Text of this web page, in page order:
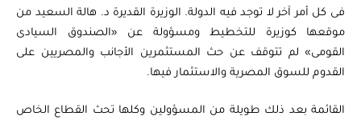
فى كل أمر آخر لا توجد فيه الدولة. الوزيرة القديرة د. هالة السعيد من
موقعها كوزيرة للتخطيط ومسؤولة عن «الصندوق السيادى
القومى» لم تتوقف عن حث المستثمرين الأجانب والمصريين على
القدوم للسوق المصرية والاستثمار فيها.
القائمة بعد ذلك طويلة من المسؤولين وكلها تحث القطاع الخاص